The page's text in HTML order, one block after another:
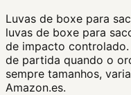
Luvas de boxe para
luvas de boxe para
de impacto
de partida quando o
sempre tamanhos,
Amazon.es.